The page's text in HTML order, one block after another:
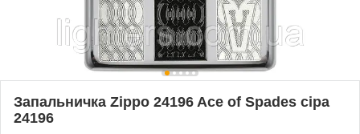
Запальничка Zippo 24196 Ace of Spades сіра
24196